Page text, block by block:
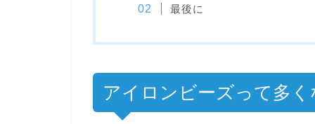
最後に
アイロンビーズって多